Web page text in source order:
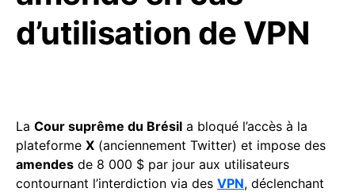
d’utilisation de VPN
La Cour suprême du Brésil a bloqué l’accès à la
plateforme X (anciennement Twitter) et impose des
amendes de 8 000 $ par jour aux utilisateurs
contournant l’interdiction via des VPN, déclenchant